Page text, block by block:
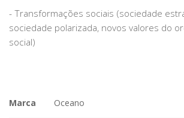
- Transformações sociais (sociedade
sociedade polarizada, novos valores do
social)
Marca Oceano